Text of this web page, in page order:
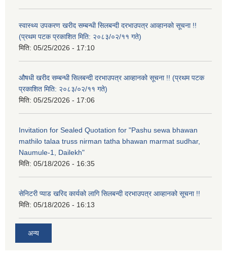
स्वास्थ्य उपकरण खरीद सम्बन्धी सिलबन्दी दरभाउपत्र आव्हानको सूचना !!
(प्रथम पटक प्रकाशित मिति: २०८३/०२/११ गते)
मिति: 05/25/2026 - 17:10
औषधी खरीद सम्बन्धी सिलबन्दी दरभाउपत्र आव्हानको सूचना !! (प्रथम पटक
प्रकाशित मिति: २०८३/०२/११ गते)
मिति: 05/25/2026 - 17:06
Invitation for Sealed Quotation for "Pashu sewa bhawan
mathilo talaa truss nirman tatha bhawan marmat sudhar,
Naumule-1, Dailekh"
मिति: 05/18/2026 - 16:35
सेनिटरी प्याड खरिद कार्यको लागि सिलबन्दी दरभाउपत्र आव्हानको सूचना !!
मिति: 05/18/2026 - 16:13
अन्य